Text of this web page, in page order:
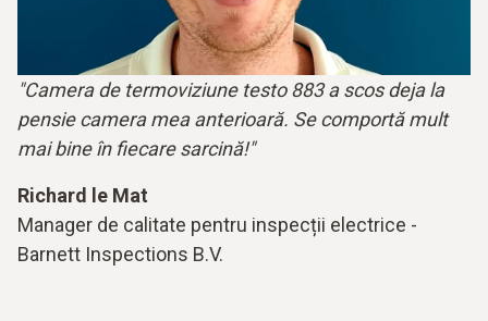
"Camera de termoviziune testo 883 a scos deja la
pensie camera mea anterioară. Se comportă mult
mai bine în fiecare sarcină!"
Richard le Mat
Manager de calitate pentru inspecții electrice -
Barnett Inspections B.V.